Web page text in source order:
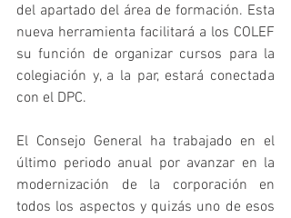
del apartado del área de formación. Esta
nueva herramienta facilitará a los COLEF
su función de organizar cursos para la
colegiación y, a la par, estará conectada
con el DPC.
El Consejo General ha trabajado en el
último periodo anual por avanzar en la
modernización de la corporación en
todos los aspectos y quizás uno de esos